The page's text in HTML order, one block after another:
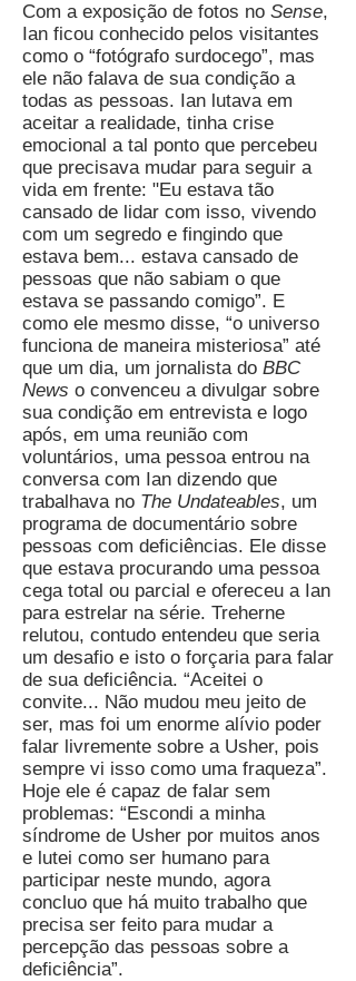
Com a exposição de fotos no Sense,
Ian ficou conhecido pelos visitantes
como o “fotógrafo surdocego”, mas
ele não falava de sua condição a
todas as pessoas. Ian lutava em
aceitar a realidade, tinha crise
emocional a tal ponto que percebeu
que precisava mudar para seguir a
vida em frente: "Eu estava tão
cansado de lidar com isso, vivendo
com um segredo e fingindo que
estava bem... estava cansado de
pessoas que não sabiam o que
estava se passando comigo”. E
como ele mesmo disse, “o universo
funciona de maneira misteriosa” até
que um dia, um jornalista do BBC
News o convenceu a divulgar sobre
sua condição em entrevista e logo
após, em uma reunião com
voluntários, uma pessoa entrou na
conversa com Ian dizendo que
trabalhava no The Undateables, um
programa de documentário sobre
pessoas com deficiências. Ele disse
que estava procurando uma pessoa
cega total ou parcial e ofereceu a Ian
para estrelar na série. Treherne
relutou, contudo entendeu que seria
um desafio e isto o forçaria para falar
de sua deficiência. “Aceitei o
convite... Não mudou meu jeito de
ser, mas foi um enorme alívio poder
falar livremente sobre a Usher, pois
sempre vi isso como uma fraqueza”.
Hoje ele é capaz de falar sem
problemas: “Escondi a minha
síndrome de Usher por muitos anos
e lutei como ser humano para
participar neste mundo, agora
concluo que há muito trabalho que
precisa ser feito para mudar a
percepção das pessoas sobre a
deficiência”.